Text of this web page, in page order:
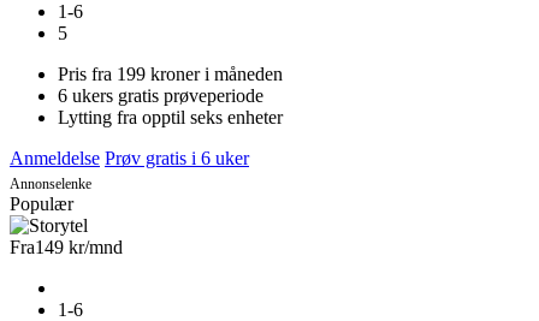
1-6
5
Pris fra 199 kroner i måneden
6 ukers gratis prøveperiode
Lytting fra opptil seks enheter
Anmeldelse Prøv gratis i 6 uker
Annonselenke
Populær
Fra149 kr/mnd
1-6